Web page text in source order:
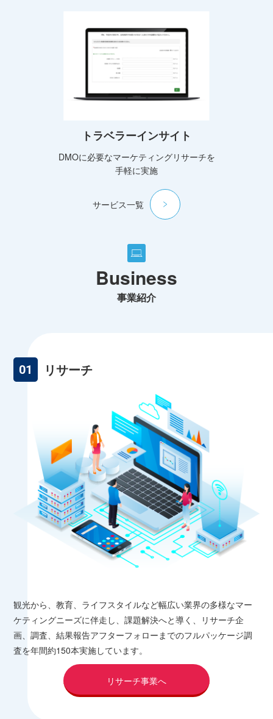
トラベラーインサイト
DMOに必要なマーケティングリサーチを
手軽に実施
サービス一覧
Business
事業紹介
01 リサーチ
観光から、教育、ライフスタイルなど幅広い業界の多様なマー
ケティングニーズに伴走し、課題解決へと導く、リサーチ企
画、調査、結果報告アフターフォローまでのフルパッケージ調
査を年間約150本実施しています。
リサーチ事業へ